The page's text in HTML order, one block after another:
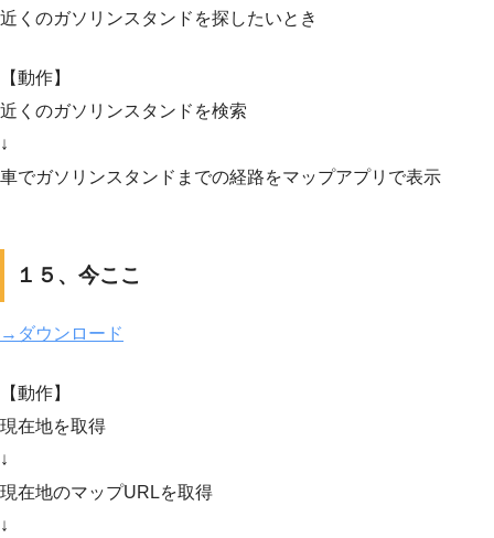
近くのガソリンスタンドを探したいとき
【動作】
近くのガソリンスタンドを検索
↓
車でガソリンスタンドまでの経路をマップアプリで表示
１５、今ここ
→ダウンロード
【動作】
現在地を取得
↓
現在地のマップURLを取得
↓